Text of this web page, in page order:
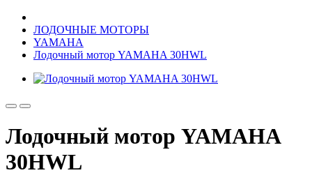
ЛОДОЧНЫЕ МОТОРЫ
YAMAHA
Лодочный мотор YAMAHA 30HWL
Лодочный мотор YAMAHA
30HWL